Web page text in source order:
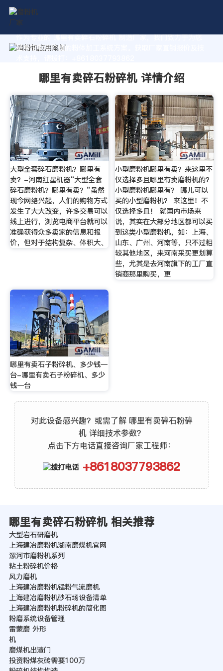
作为专业的 哪里有卖碎石粉碎机 制造厂家，我们致力于为您
量身定制高价值的粉体加工系统方案。获取厂家直销报价及技
哪里有卖碎石粉碎机 详情介绍
大型全套碎石磨粉机？哪里有
卖？-河南红星机器“大型全套
碎石磨粉机？哪里有卖？”虽然
现今网络兴起，人们的购物方式
发生了大大改变，许多交易可以
线上进行，浏览电商平台就可以
准确获得众多卖家的信息和报
价，但对于结构复杂、体积大、
小型磨粉机哪里有卖？来这里不
仅选择多且哪里有卖磨粉机的？
小型磨粉机哪里有？ 哪儿可以
买的小型磨粉机？ 来这里！不
仅选择多且！ 就国内市场来
说，其实在大部分地区都可以买
到这类小型磨粉机，如：上海、
山东、广州、河南等，只不过相
较其他地区，来河南采买更划算
些，尤其是去河南旗下的工厂直
销商那里购买，更
哪里有卖石子粉碎机、多少钱一
台-哪里有卖石子粉碎机、多少
钱一台
对此设备感兴趣？或需了解 哪里有卖碎石粉碎
机 详细技术参数？
点击下方电话直接咨询厂家工程师：
+8618037793862
哪里有卖碎石粉碎机 相关推荐
大型岩石研磨机
上海建冶磨粉机湖南磨煤机官网
漯河市磨粉机系列
粘土粉碎机价格
风力磨机
上海建冶磨粉机锰粉气流磨机
上海建冶磨粉机砂石场设备清单
上海建冶磨粉机粉碎机的简化图
粉磨系统设备管理
雷蒙磨 外形
机
磨煤机出渣门
投资粉煤灰砖需要100万